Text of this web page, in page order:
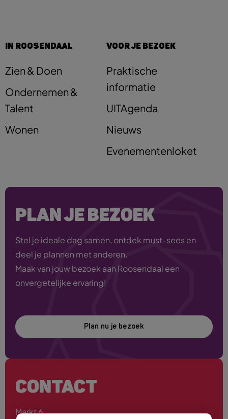
IN ROOSENDAAL
Zien & Doen
Ondernemen &
Talent
Wonen
VOOR JE BEZOEK
Praktische
informatie
UITAgenda
Nieuws
Evenementenloket
PLAN JE BEZOEK
Stel je ideale dag samen, ontdek must-sees en
deel je plannen met anderen.
Maak van jouw bezoek aan Roosendaal een
onvergetelijke ervaring!
Plan nu je bezoek
CONTACT
Markt 6